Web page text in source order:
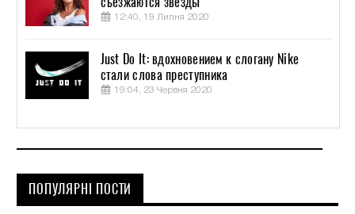
12:40, 19 Липня 2020
Just Do It: вдохновением к слогану Nike
стали слова преступника
19:04, 23 Червня 2020
ПОПУЛЯРНІ ПОСТИ